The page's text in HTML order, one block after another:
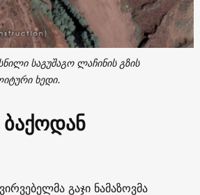
საგუშაგო ლაჩინის გზის
ხედი.
გაჯი ნამაზოვმა